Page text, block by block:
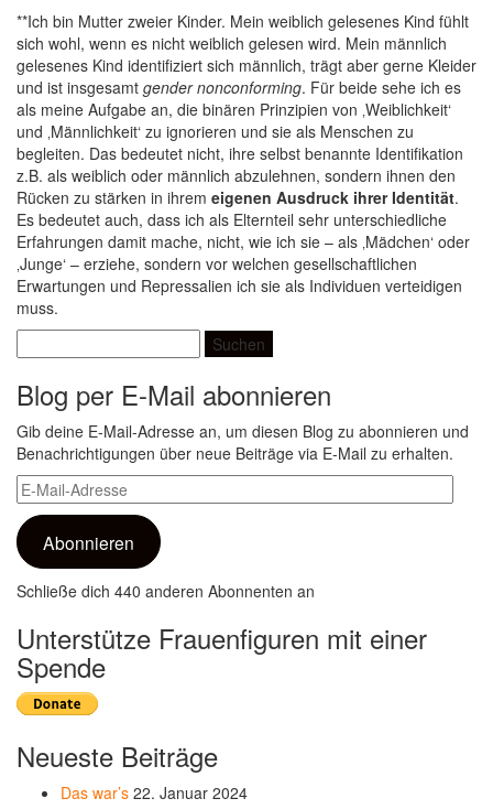
**Ich bin Mutter zweier Kinder. Mein weiblich gelesenes Kind fühlt
sich wohl, wenn es nicht weiblich gelesen wird. Mein männlich
gelesenes Kind identifiziert sich männlich, trägt aber gerne Kleider
und ist insgesamt gender nonconforming. Für beide sehe ich es
als meine Aufgabe an, die binären Prinzipien von ‚Weiblichkeit‘
und ‚Männlichkeit‘ zu ignorieren und sie als Menschen zu
begleiten. Das bedeutet nicht, ihre selbst benannte Identifikation
z.B. als weiblich oder männlich abzulehnen, sondern ihnen den
Rücken zu stärken in ihrem eigenen Ausdruck ihrer Identität.
Es bedeutet auch, dass ich als Elternteil sehr unterschiedliche
Erfahrungen damit mache, nicht, wie ich sie – als ‚Mädchen‘ oder
‚Junge‘ – erziehe, sondern vor welchen gesellschaftlichen
Erwartungen und Repressalien ich sie als Individuen verteidigen
muss.
nach:
Blog per E-Mail abonnieren
Gib deine E-Mail-Adresse an, um diesen Blog zu abonnieren und
Benachrichtigungen über neue Beiträge via E-Mail zu erhalten.
E-
Mail-
Adresse
Abonnieren
Schließe dich 440 anderen Abonnenten an
Unterstütze Frauenfiguren mit einer
Spende
Neueste Beiträge
Das war’s 22. Januar 2024